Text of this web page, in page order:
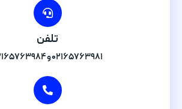
تلفن
۰۲۱۶۵۷۶۳۹۸۱ و ۰۲۱۶۵۷۶۳۹۸۴